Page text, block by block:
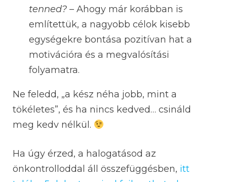
tenned? – Ahogy már korábban is
említettük, a nagyobb célok kisebb
egységekre bontása pozitívan hat a
motivációra és a megvalósítási
folyamatra.
Ne feledd, „a kész néha jobb, mint a
tökéletes”, és ha nincs kedved… csináld
meg kedv nélkül.
Ha úgy érzed, a halogatásod az
önkontrolloddal áll összefüggésben, itt